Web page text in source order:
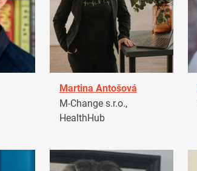
Martina Antošová
M-Change s.r.o.,
HealthHub